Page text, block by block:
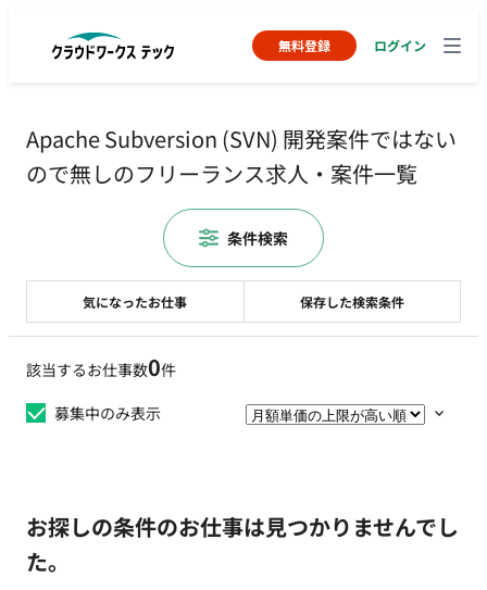
無料登録 ログイン
Apache Subversion (SVN) 開発案件ではない
ので無しのフリーランス求人・案件一覧
該当するお仕事数0件
募集中のみ表示
お探しの条件のお仕事は見つかりませんでし
た。
気になったお仕事 保存した検索条件
条件検索